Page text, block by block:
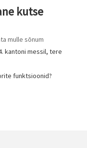
kutse
mulle sõnum
kantoni messil, tere
funktsioonid?